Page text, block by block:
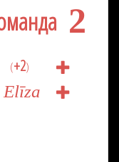
2
(+2)
Elīza